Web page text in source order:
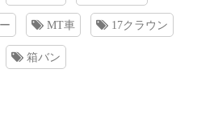
MT車 17クラウン
箱バン